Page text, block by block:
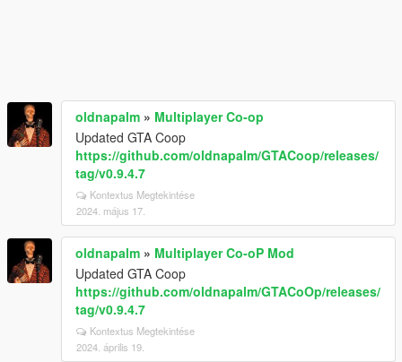
oldnapalm » Multiplayer Co-op
Updated GTA Coop
https://github.com/oldnapalm/GTACoop/releases/
tag/v0.9.4.7
Kontextus Megtekintése
2024. május 17.
oldnapalm » Multiplayer Co-oP Mod
Updated GTA Coop
https://github.com/oldnapalm/GTACoOp/releases/
tag/v0.9.4.7
Kontextus Megtekintése
2024. április 19.